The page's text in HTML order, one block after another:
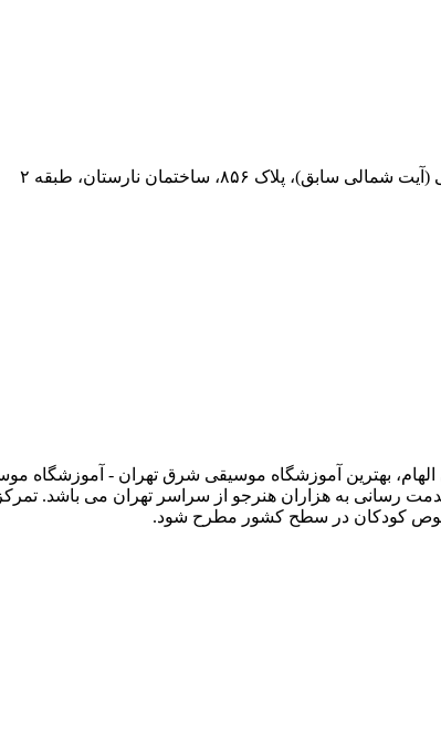
۸۵۶، ساختمان نارستان، طبقه ۲
آموزشگاه موسیقی الهام، بهترین آموزشگاه موسیقی شرق تهران -
رسانی به هزاران هنرجو از سراسر تهران می باشد.
کودکان در سطح کشور مطرح شود.